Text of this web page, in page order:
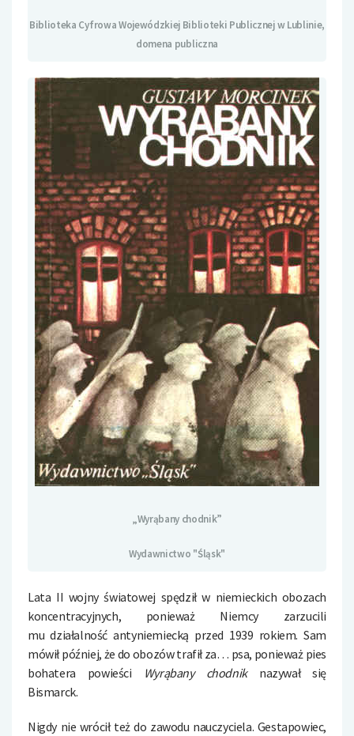
Biblioteka Cyfrowa Wojewódzkiej Biblioteki Publicznej w Lublinie,
domena publiczna
„Wyrąbany chodnik”
Wydawnictwo "Śląsk"
Lata II wojny światowej spędził w niemieckich obozach
koncentracyjnych, ponieważ Niemcy zarzucili
mu działalność antyniemiecką przed 1939 rokiem. Sam
mówił później, że do obozów trafił za… psa, ponieważ pies
bohatera powieści
Wyrąbany chodniknazywał się
Bismarck.
Nigdy nie wrócił też do zawodu nauczyciela. Gestapowiec,